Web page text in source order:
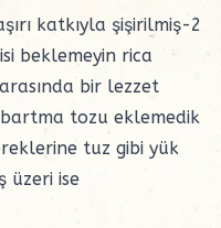
katkıyla şişirilmiş-2
beklemeyin rica
bir lezzet
tozu eklemedik
tuz gibi yük
üzeri ise